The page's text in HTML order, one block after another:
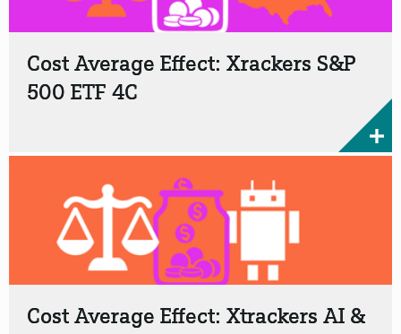
Cost Average Effect: Xrackers S&P
500 ETF 4C
Cost Average Effect: Xtrackers AI &